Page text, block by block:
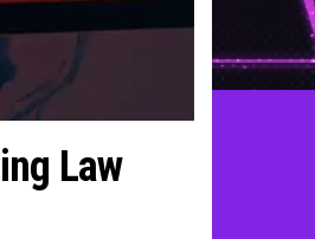
Law